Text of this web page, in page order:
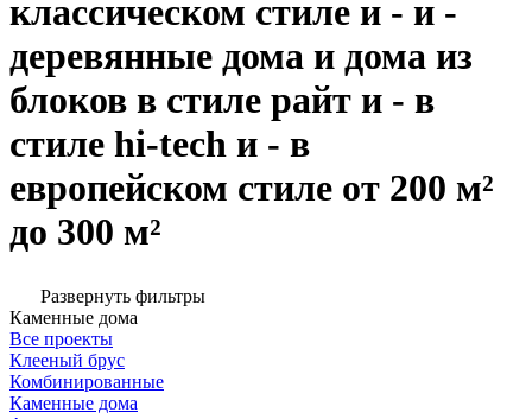
классическом стиле и - и -
деревянные дома и дома из
блоков в стиле райт и - в
стиле hi-tech и - в
европейском стиле от 200 м²
до 300 м²
Развернуть фильтры
Каменные дома
Все проекты
Клееный брус
Комбинированные
Каменные дома